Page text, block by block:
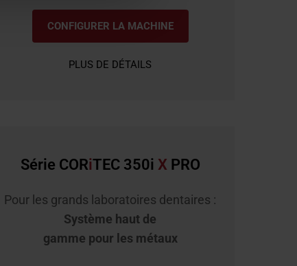
CONFIGURER LA MACHINE
PLUS DE DÉTAILS
Série CORiTEC 350i X PRO
Pour les grands laboratoires dentaires :
Système haut de
gamme pour les métaux